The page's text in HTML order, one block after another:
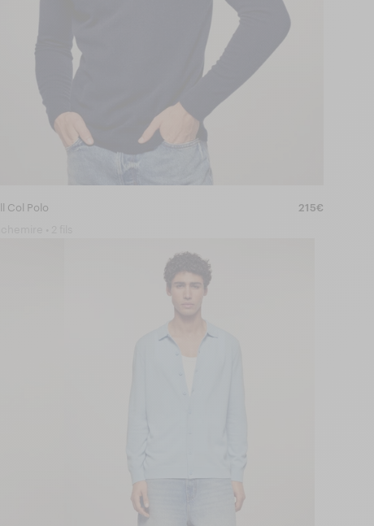
Col Polo 215€